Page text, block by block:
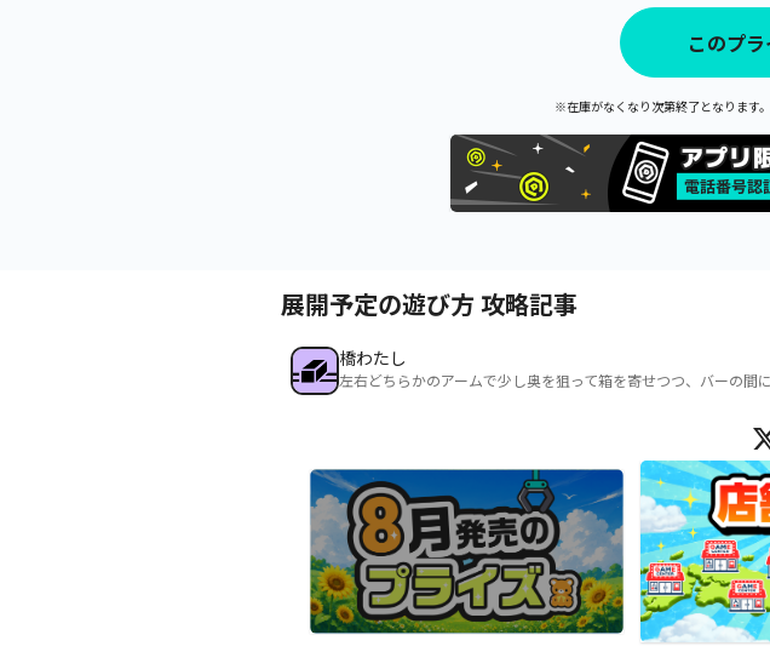
このプ
※在庫がなくなり次第終了となります
展開予定の遊び方 攻略記事
橋わたし
左右どちらかのアームで少し奥を狙って箱を寄せつつ、バーの間